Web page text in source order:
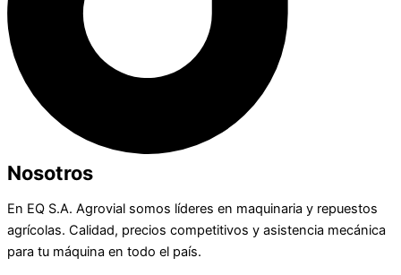
Nosotros
En EQ S.A. Agrovial somos líderes en maquinaria y repuestos
agrícolas. Calidad, precios competitivos y asistencia mecánica
para tu máquina en todo el país.